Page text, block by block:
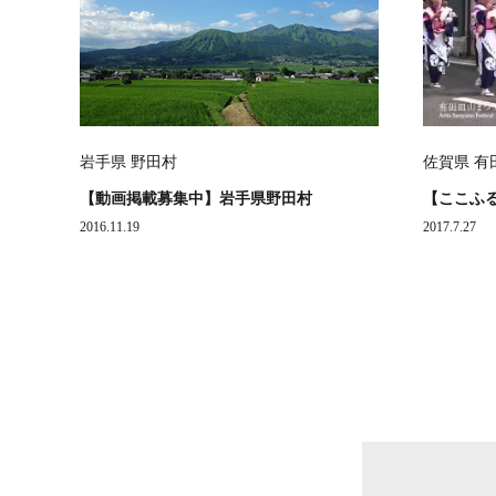
岩手県 野田村
【動画掲載募集中】岩手県野田村
2016.11.19
佐賀県 有
【ここふ
2017.7.27